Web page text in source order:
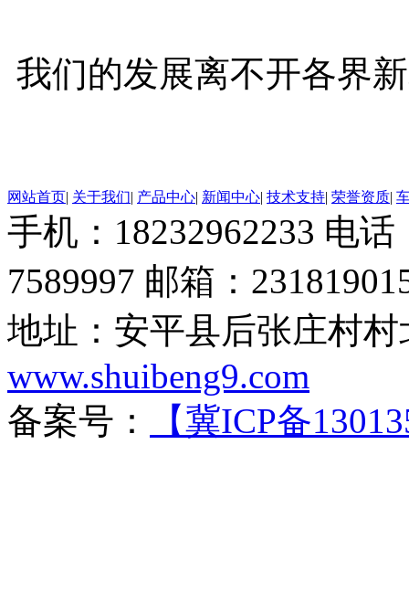
我们的发展离不开各界
网站首页| 关于我们| 产品中心| 新闻中心| 技术支持| 荣誉资质|
手机：18232962233 电
7589997 邮箱：
地址：安平县后张庄村
www.shuibeng9.com
备案号：
【冀ICP备